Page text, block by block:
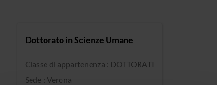
Dottorato in Scienze Umane
Classe di appartenenza : DOTTORATI
Sede : Verona